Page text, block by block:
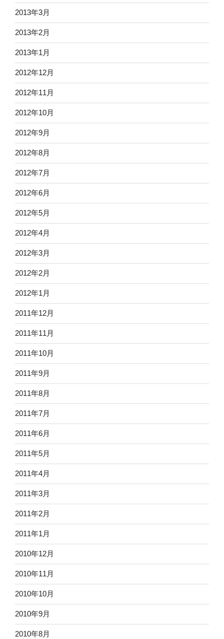
2013年3月
2013年2月
2013年1月
2012年12月
2012年11月
2012年10月
2012年9月
2012年8月
2012年7月
2012年6月
2012年5月
2012年4月
2012年3月
2012年2月
2012年1月
2011年12月
2011年11月
2011年10月
2011年9月
2011年8月
2011年7月
2011年6月
2011年5月
2011年4月
2011年3月
2011年2月
2011年1月
2010年12月
2010年11月
2010年10月
2010年9月
2010年8月